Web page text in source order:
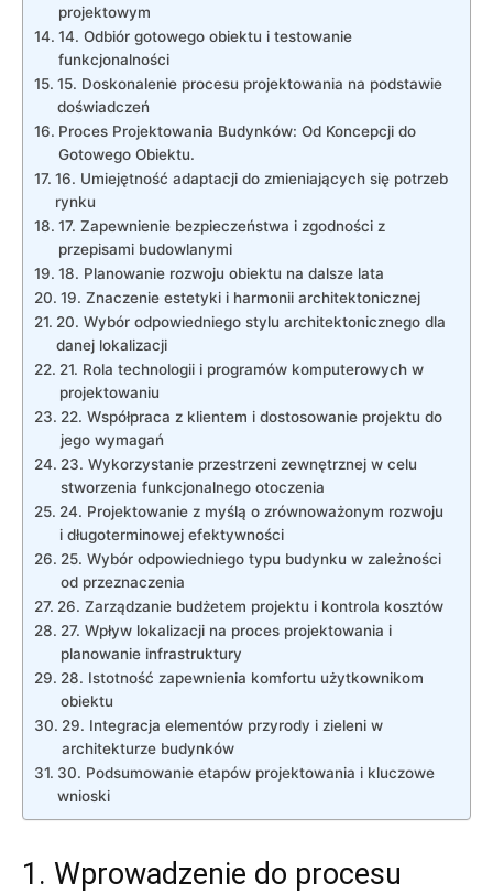
projektowym
14. Odbiór gotowego ‌obiektu i testowanie
funkcjonalności
15. Doskonalenie procesu⁤ projektowania ​na‍ podstawie
doświadczeń
Proces Projektowania Budynków:‍ Od ⁢Koncepcji do
Gotowego Obiektu.
16. Umiejętność adaptacji ⁤do zmieniających się‌ potrzeb
rynku
17. Zapewnienie⁤ bezpieczeństwa i zgodności z‍
przepisami​ budowlanymi
18. Planowanie⁢ rozwoju obiektu na dalsze⁣ lata
19. ⁣Znaczenie estetyki i⁤ harmonii architektonicznej
20. ⁤Wybór odpowiedniego stylu architektonicznego dla
danej lokalizacji
21. Rola technologii i programów komputerowych⁣ w
projektowaniu
22. Współpraca z⁢ klientem i ‍dostosowanie projektu‌ do
jego wymagań
23.⁣ Wykorzystanie przestrzeni zewnętrznej⁢ w celu
stworzenia funkcjonalnego otoczenia
24. Projektowanie z myślą o zrównoważonym​ rozwoju
i długoterminowej efektywności
25. Wybór odpowiedniego typu‌ budynku w ⁤zależności
od ⁤przeznaczenia
26.⁣ Zarządzanie ⁢budżetem ‌projektu i kontrola kosztów
27. Wpływ lokalizacji na ​proces ⁤projektowania ⁢i
⁣planowanie infrastruktury
28. Istotność zapewnienia komfortu ‌użytkownikom
obiektu
29. Integracja elementów przyrody i zieleni w
architekturze budynków
30. Podsumowanie etapów ‍projektowania i ‌kluczowe​
wnioski
1. Wprowadzenie do procesu